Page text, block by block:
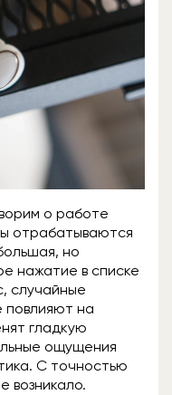
о работе
отрабатываются
но
нажатие в списке
случайные
повлияют на
гладкую
ощущения
С точностью
возникало.